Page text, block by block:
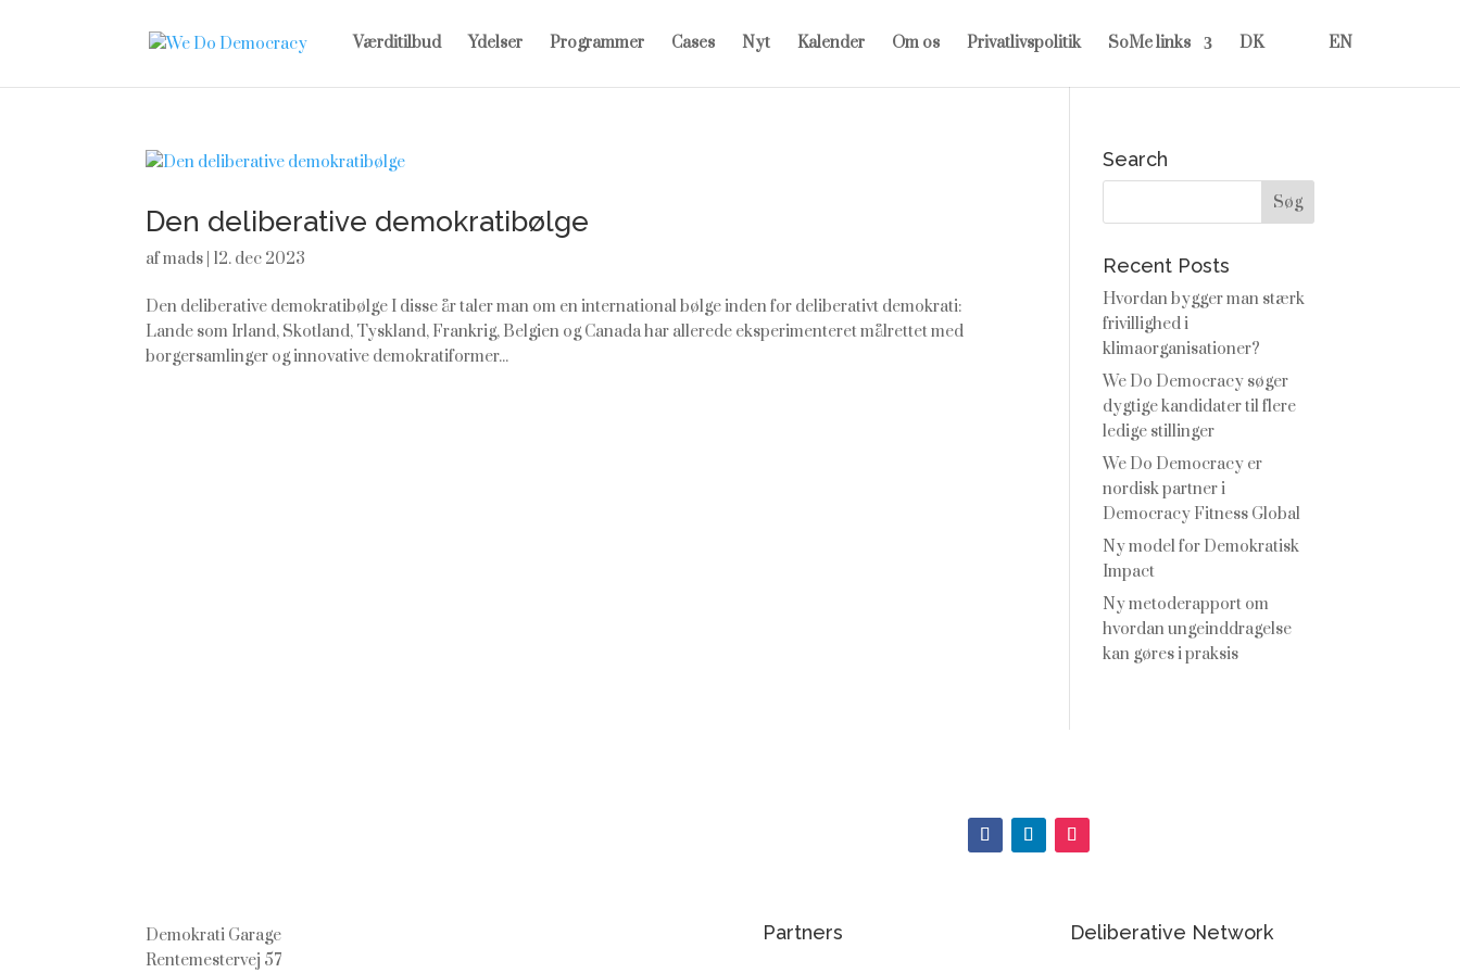
Værditilbud Ydelser Programmer Cases Nyt Kalender Om os Privatlivspolitik SoMe links DK EN
Den deliberative demokratibølge
afmads 12. dec 2023
Den deliberative demokratibølge I disse år taler man om en international bølge inden for deliberativt demokrati:
Lande som Irland, Skotland, Tyskland, Frankrig, Belgien og Canada har allerede eksperimenteret målrettet med
borgersamlinger og innovative demokratiformer...
Search
Recent Posts
Hvordan bygger man stærk
frivillighed i
klimaorganisationer?
We Do Democracy søger
dygtige kandidater til flere
ledige stillinger
We Do Democracy er
nordisk partner i
Democracy Fitness Global
Ny model for Demokratisk
Impact
Ny metoderapport om
hvordan ungeinddragelse
kan gøres i praksis
Demokrati Garage
Rentemestervej 57
Partners Deliberative Network